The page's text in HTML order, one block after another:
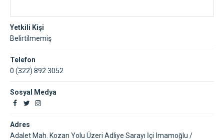
Yetkili Kişi
Belirtilmemiş
Telefon
0 (322) 892 3052
Sosyal Medya
Adres
Adalet Mah. Kozan Yolu Üzeri Adliye Sarayı İçi İmamoğlu /